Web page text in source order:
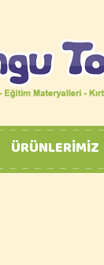
ÜRÜNLERIMIZ